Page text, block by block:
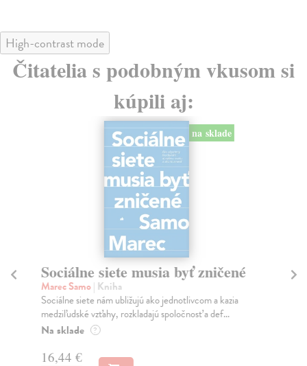
High-contrast mode
Čitatelia s podobným vkusom si
kúpili aj:
na sklade
Sociálne siete musia byť zničené
Marec Samo| Kniha
Sociálne siete nám ubližujú ako jednotlivcom a kazia
medziľudské vzťahy, rozkladajú spoločnosť a def...
Na sklade ?
16,44 €